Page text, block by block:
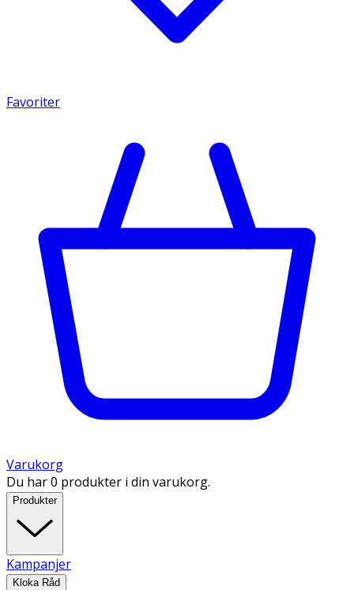
Favoriter
Varukorg
Du har 0 produkter i din varukorg.
Produkter
Kampanjer
Kloka Råd